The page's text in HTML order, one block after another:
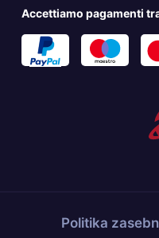
Accettiamo pagamenti
Politika